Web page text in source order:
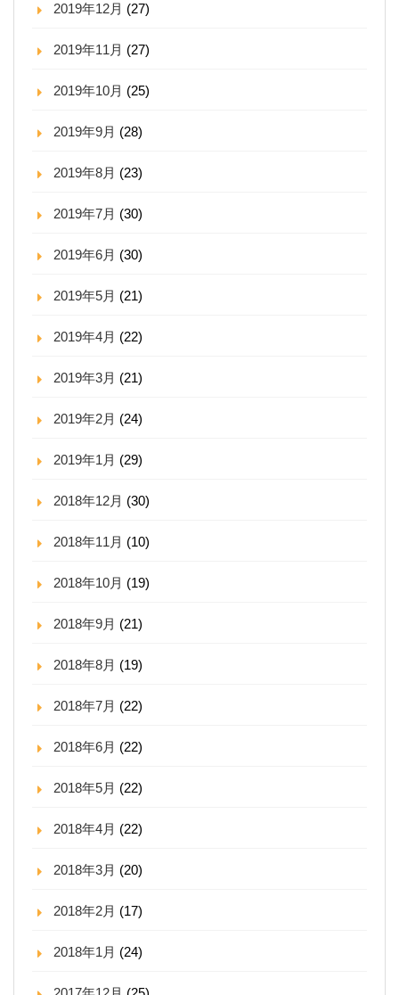
2019年12月 (27)
2019年11月 (27)
2019年10月 (25)
2019年9月 (28)
2019年8月 (23)
2019年7月 (30)
2019年6月 (30)
2019年5月 (21)
2019年4月 (22)
2019年3月 (21)
2019年2月 (24)
2019年1月 (29)
2018年12月 (30)
2018年11月 (10)
2018年10月 (19)
2018年9月 (21)
2018年8月 (19)
2018年7月 (22)
2018年6月 (22)
2018年5月 (22)
2018年4月 (22)
2018年3月 (20)
2018年2月 (17)
2018年1月 (24)